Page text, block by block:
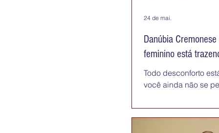
Danúbia Cremonese | Como o
feminino está
Todo desconforto
você ainda não se
mais consciência e
mulheres tem nome:
24 de mai.